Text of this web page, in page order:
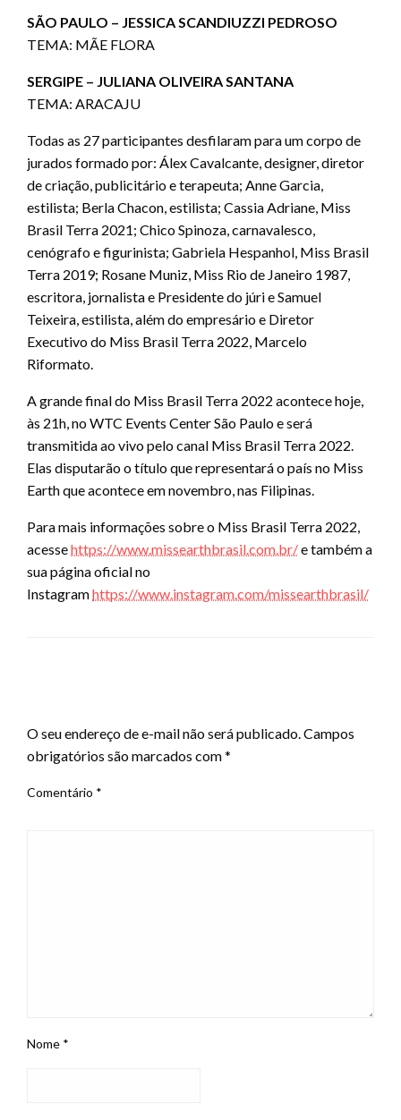
SÃO PAULO – JESSICA SCANDIUZZI PEDROSO
TEMA: MÃE FLORA
SERGIPE – JULIANA OLIVEIRA SANTANA
TEMA: ARACAJU
Todas as 27 participantes desfilaram para um corpo de
jurados formado por: Álex Cavalcante, designer, diretor
de criação, publicitário e terapeuta; Anne Garcia,
estilista; Berla Chacon, estilista; Cassia Adriane, Miss
Brasil Terra 2021; Chico Spinoza, carnavalesco,
cenógrafo e figurinista; Gabriela Hespanhol, Miss Brasil
Terra 2019; Rosane Muniz, Miss Rio de Janeiro 1987,
escritora, jornalista e Presidente do júri e Samuel
Teixeira, estilista, além do empresário e Diretor
Executivo do Miss Brasil Terra 2022, Marcelo
Riformato.
A grande final do Miss Brasil Terra 2022 acontece hoje,
às 21h, no WTC Events Center São Paulo e será
transmitida ao vivo pelo canal Miss Brasil Terra 2022.
Elas disputarão o título que representará o país no Miss
Earth que acontece em novembro, nas Filipinas.
Para mais informações sobre o Miss Brasil Terra 2022,
acessehttps://www.missearthbrasil.com.br/e também a
sua página oficial no
Instagramhttps://www.instagram.com/missearthbrasil/
O seu endereço de e-mail não será publicado.Campos
obrigatórios são marcados com*
Comentário *
Nome *